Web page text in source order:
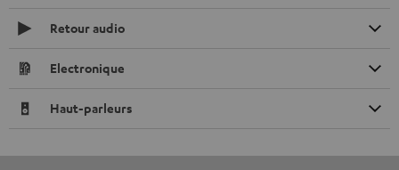
Retour audio
Electronique
Haut-parleurs